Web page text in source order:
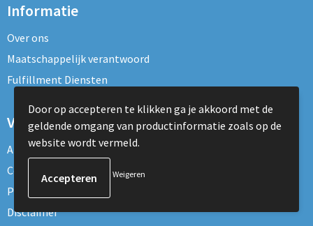
Informatie
Over ons
Maatschappelijk verantwoord
Fulfillment Diensten
Veilig winkelen
Algemene voorwaarden
Cookieverklaring
Privacyverklaring
Disclaimer
Door op accepteren te klikken ga je akkoord met de
geldende omgang van productinformatie zoals op de
website wordt vermeld.
Weigeren